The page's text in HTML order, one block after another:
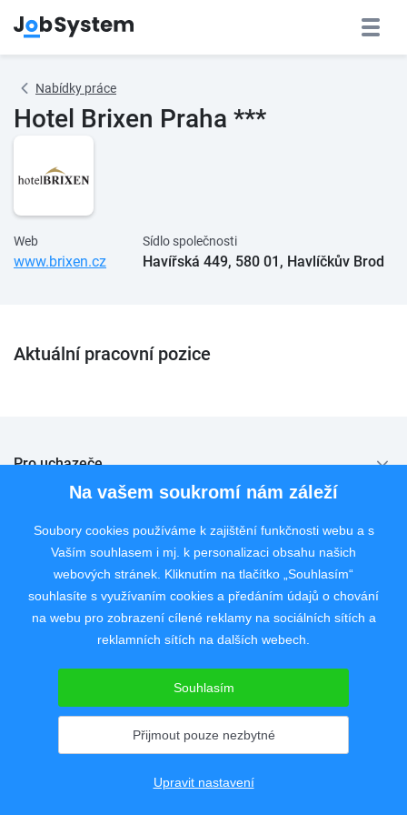
Nabídky práce
Hotel Brixen Praha ***
Web
www.brixen.cz
Sídlo společnosti
Havířská 449, 580 01, Havlíčkův Brod
Aktuální pracovní pozice
Pracovní portál poskytující inzerci pracovních nabídek po celé České
Copyright © 2008 - 2026 JobSystem s.r.o.
Zásady ochrany soukromí|Upravit nastavení
Pro uchazeče
Pro zaměstnavatele
Rychlý kontakt
Na vašem soukromí nám záleží
Soubory cookies používáme k zajištění funkčnosti webu a s
Vaším souhlasem i mj. k personalizaci obsahu našich
webových stránek. Kliknutím na tlačítko „Souhlasím“
souhlasíte s využívaním cookies a předáním údajů o chování
na webu pro zobrazení cílené reklamy na sociálních sítích a
reklamních sítích na dalších webech.
Souhlasím
Přijmout pouze nezbytné
Upravit nastavení